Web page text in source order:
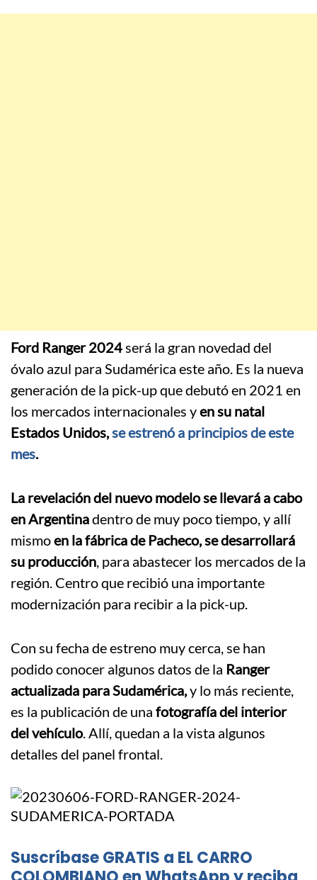
Ford Ranger 2024será la gran novedad del
óvalo azul para Sudamérica este año. Es la nueva
generación de la pick-up que debutó en 2021 en
los mercados internacionales yen su natal
Estados Unidos,se estrenó a principios de este
mes.
La revelación del nuevo modelo se llevará a cabo
en Argentinadentro de muy poco tiempo, y allí
mismoen la fábrica de Pacheco, se desarrollará
su producción, para abastecer los mercados de la
región. Centro que recibió una importante
modernización para recibir a la pick-up.
Con su fecha de estreno muy cerca, se han
podido conocer algunos datos de la Ranger
actualizada para Sudamérica,y lo más reciente,
es la publicación de una fotografía del interior
del vehículo. Allí, quedan a la vista algunos
detalles del panel frontal.
Suscríbase GRATIS a EL CARRO